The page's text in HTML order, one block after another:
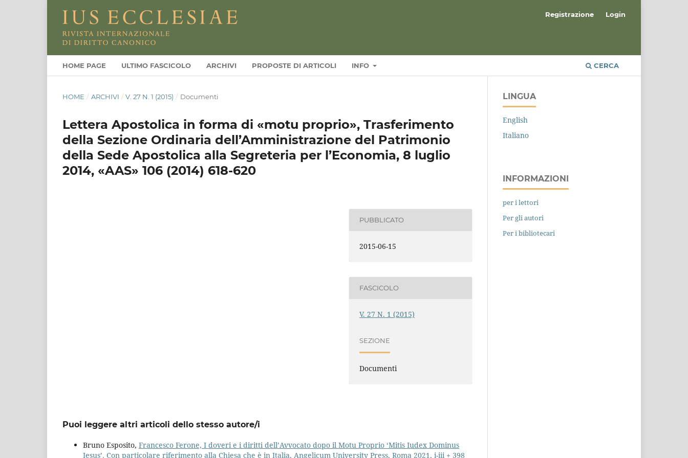
HOME PAGE ULTIMO FASCICOLO ARCHIVI PROPOSTE DI ARTICOLI INFO CERCA
Registrazione Login
HOME / ARCHIVI / V. 27 N. 1 (2015) / Documenti
Lettera Apostolica in forma di «motu proprio», Trasferimento
della Sezione Ordinaria dell’Amministrazione del Patrimonio
della Sede Apostolica alla Segreteria per l’Economia, 8 luglio
2014, «AAS» 106 (2014) 618-620
PUBBLICATO
2015-06-15
FASCICOLO
V. 27 N. 1 (2015)
SEZIONE
Documenti
Puoi leggere altri articoli dello stesso autore/i
Bruno Esposito, Francesco Ferone, I doveri e i diritti dell’Avvocato dopo il Motu Proprio ‘Mitis Iudex Dominus
Iesus’. Con particolare riferimento alla Chiesa che è in Italia, Angelicum University Press, Roma 2021, i-iii + 398
LINGUA
English
Italiano
INFORMAZIONI
per i lettori
Per gli autori
Per i bibliotecari